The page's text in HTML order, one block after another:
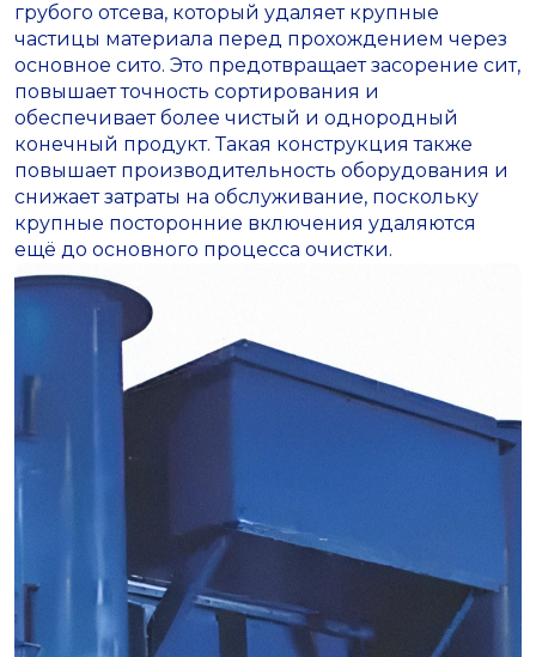
грубого отсева, который удаляет крупные
частицы материала перед прохождением через
основное сито. Это предотвращает засорение сит,
повышает точность сортирования и
обеспечивает более чистый и однородный
конечный продукт. Такая конструкция также
повышает производительность оборудования и
снижает затраты на обслуживание, поскольку
крупные посторонние включения удаляются
ещё до основного процесса очистки.